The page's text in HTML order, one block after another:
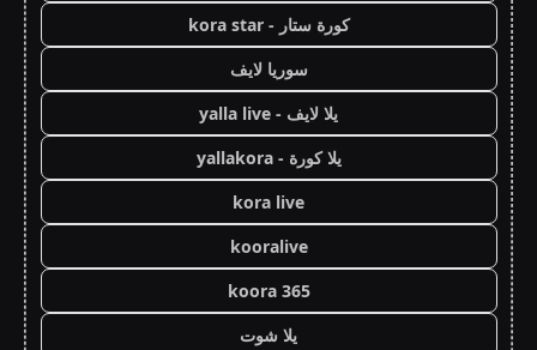
كورة ستار - kora star
سوريا لايف
يلا لايف - yalla live
يلا كورة - yallakora
kora live
kooralive
koora 365
يلا شوت